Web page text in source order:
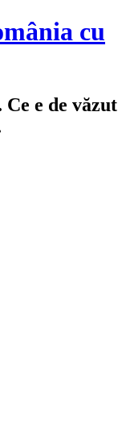
cu
e de văzut